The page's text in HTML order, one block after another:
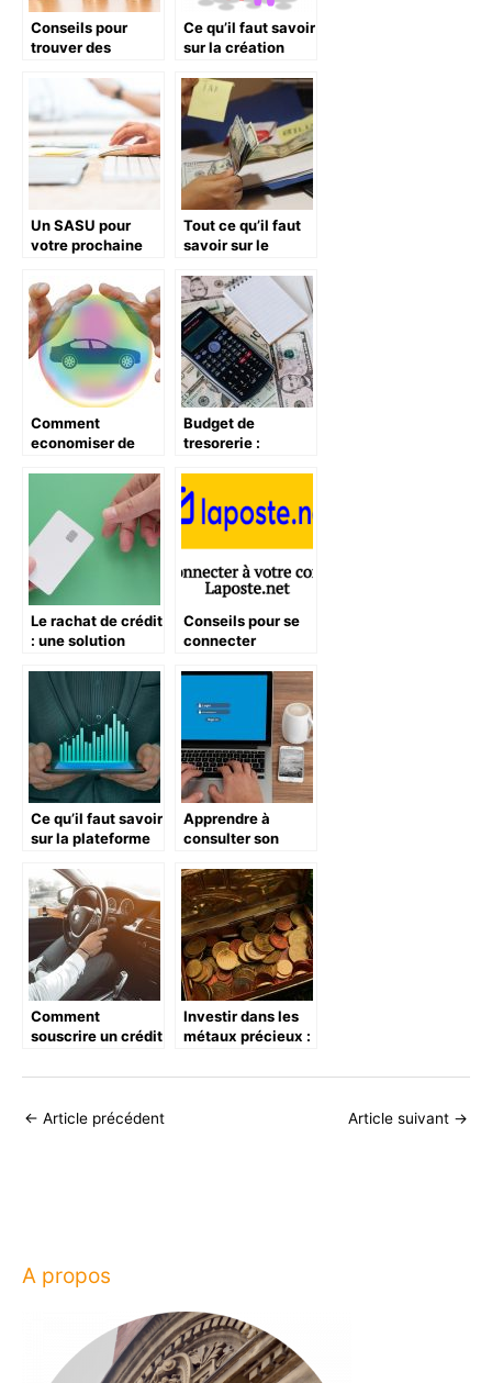
Conseils pour
trouver des
revenus
Ce qu’il faut savoir
sur la création
Un SASU pour
votre prochaine
bonne ou une
mauvaise idée?
Tout ce qu’il faut
savoir sur le
Comment
economiser de
automobile ?
Budget de
tresorerie :
pour bien en
construire
Le rachat de crédit
: une solution
surendettement
Conseils pour se
connecter
Laposte.net
Ce qu’il faut savoir
sur la plateforme
Apprendre à
consulter son
Comment
souscrire un crédit
Investir dans les
métaux précieux :
mauvaise idée ?
← Article précédent Article suivant →
A propos